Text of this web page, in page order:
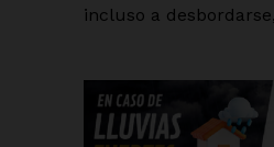
incluso a